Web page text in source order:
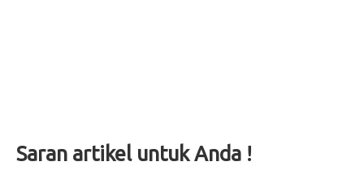
Saran artikel untuk Anda !